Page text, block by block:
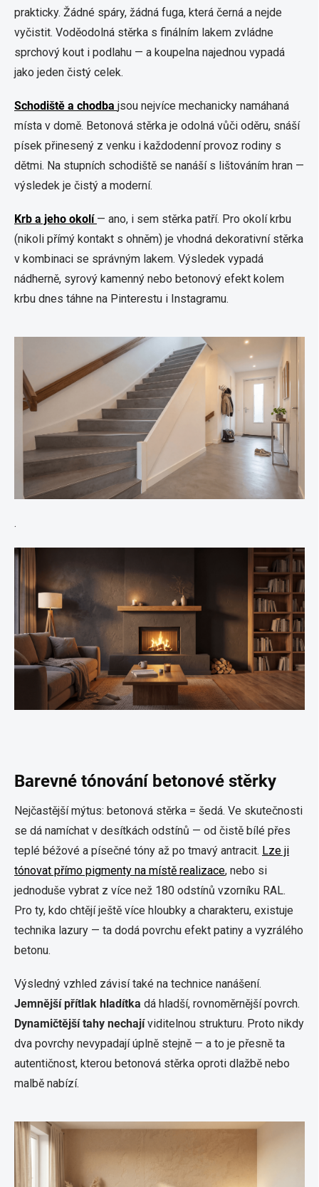
prakticky. Žádné spáry, žádná fuga, která černá a nejde
vyčistit. Voděodolná stěrka s finálním lakem zvládne
sprchový kout i podlahu — a koupelna najednou vypadá
jako jeden čistý celek.
Schodiště a chodba jsou nejvíce mechanicky namáhaná
místa v domě. Betonová stěrka je odolná vůči oděru, snáší
písek přinesený z venku i každodenní provoz rodiny s
dětmi. Na stupních schodiště se nanáší s lištováním hran —
výsledek je čistý a moderní.
Krb a jeho okolí — ano, i sem stěrka patří. Pro okolí krbu
(nikoli přímý kontakt s ohněm) je vhodná dekorativní stěrka
v kombinaci se správným lakem. Výsledek vypadá
nádherně, syrový kamenný nebo betonový efekt kolem
krbu dnes táhne na Pinterestu i Instagramu.
.
Barevné tónování betonové stěrky
Nejčastější mýtus: betonová stěrka = šedá. Ve skutečnosti
se dá namíchat v desítkách odstínů — od čistě bílé přes
teplé béžové a písečné tóny až po tmavý antracit. Lze ji
tónovat přímo pigmenty na místě realizace, nebo si
jednoduše vybrat z více než 180 odstínů vzorníku RAL.
Pro ty, kdo chtějí ještě více hloubky a charakteru, existuje
technika lazury — ta dodá povrchu efekt patiny a vyzrálého
betonu.
Výsledný vzhled závisí také na technice nanášení.
Jemnější přítlak hladítka dá hladší, rovnoměrnější povrch.
Dynamičtější tahy nechajíviditelnou strukturu. Proto nikdy
dva povrchy nevypadají úplně stejně — a to je přesně ta
autentičnost, kterou betonová stěrka oproti dlažbě nebo
malbě nabízí.